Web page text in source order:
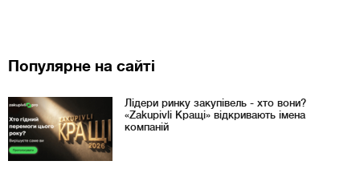
Популярне на сайті
Лідери ринку закупівель - хто вони?
«Zakupivli Кращі» відкривають імена
компаній